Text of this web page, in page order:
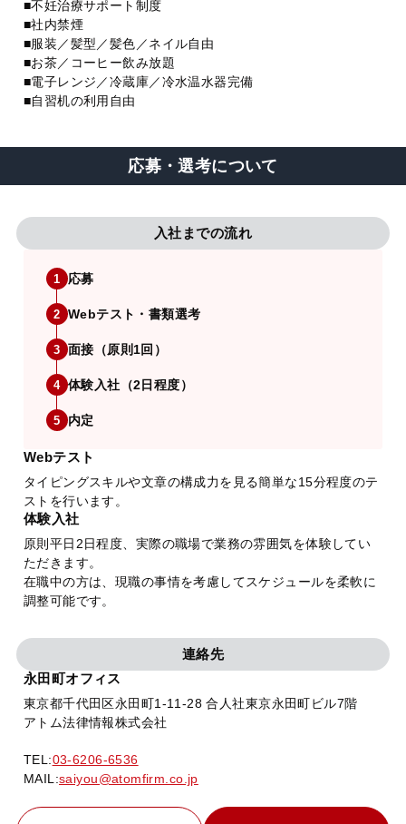
■不妊治療サポート制度
■社内禁煙
■服装／髪型／髪色／ネイル自由
■お茶／コーヒー飲み放題
■電子レンジ／冷蔵庫／冷水温水器完備
■自習机の利用自由
応募・選考について
入社までの流れ
1 応募
2 Webテスト・書類選考
3 面接（原則1回）
4 体験入社（2日程度）
5 内定
Webテスト
タイピングスキルや文章の構成力を見る簡単な15分程度のテ
ストを行います。
体験入社
原則平日2日程度、実際の職場で業務の雰囲気を体験してい
ただきます。
在職中の方は、現職の事情を考慮してスケジュールを柔軟に
調整可能です。
連絡先
永田町オフィス
東京都千代田区永田町1-11-28 合人社東京永田町ビル7階
アトム法律情報株式会社
TEL:03-6206-6536
MAIL:saiyou@atomfirm.co.jp